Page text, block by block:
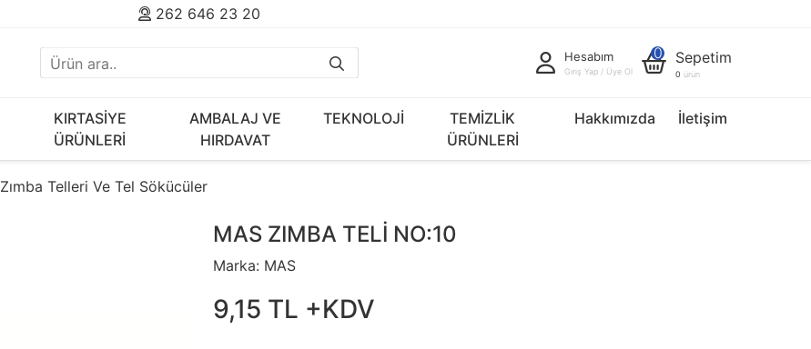
262 646 23 20
Hesabım
Giriş Yap / Üye Ol
0 Sepetim
0 ürün
KIRTASİYE
ÜRÜNLERİ
AMBALAJ VE
HIRDAVAT
TEKNOLOJİ
TEMİZLİK
ÜRÜNLERİ
Hakkımızda İletişim
Zımba Telleri Ve Tel Sökücüler
MAS ZIMBA TELİ NO:10
Marka: MAS
9,15 TL +KDV